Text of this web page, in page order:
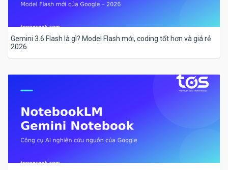
Gemini 3.6 Flash là gì? Model Flash mới, coding tốt hơn và giá rẻ
2026